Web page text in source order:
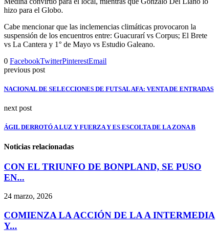
hizo para el Globo.
Cabe mencionar que las inclemencias climáticas provocaron la
suspensión de los encuentros entre: Guacurarí vs Corpus; El Brete
vs La Cantera y 1° de Mayo vs Estudio Galeano.
0 FacebookTwitterPinterestEmail
previous post
NACIONAL DE SELECCIONES DE FUTSAL AFA: VENTA DE ENTRADAS
next post
ÁGIL DERROTÓ A LUZ Y FUERZA Y ES ESCOLTA DE LA ZONA B
Noticias relacionadas
CON EL TRIUNFO DE BONPLAND, SE PUSO
EN...
24 marzo, 2026
COMIENZA LA ACCIÓN DE LA A INTERMEDIA
Y...